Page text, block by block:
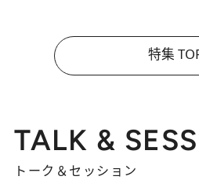
特集
TALK &
トーク＆セッション